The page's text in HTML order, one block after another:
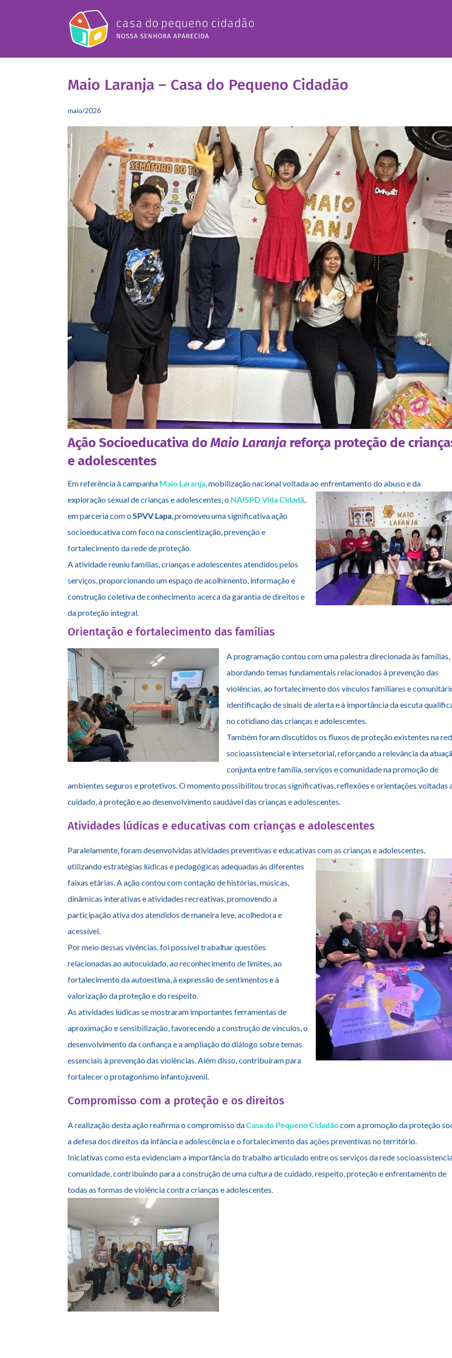
maio/2026
Ação Socioeducativa do
e adolescentes
Em referência à campanhaMaio Laranja, mobilização nacional voltada ao enfrentamento do abuso e da
exploração sexual de crianças e adolescentes, o NAISPD Vida Cidadã
em parceria com oSPVV Lapa, promoveu uma significativa ação
socioeducativa com foco na conscientização, prevenção e
fortalecimento da rede de proteção.
A atividade reuniu famílias, crianças e adolescentes atendidos pelos
serviços, proporcionando um espaço de acolhimento, informação e
construção coletiva de conhecimento acerca da garantia de direitos e
da proteção integral.
Orientação e fortalecimento das famílias
A programação contou com uma palestra direcionada às famílias,
abordando temas fundamentais relacionados à prevenção das
violências, ao fortalecimento dos vínculos familiares e
identificação de sinais de alerta e à importância da escuta
no cotidiano das crianças e adolescentes.
Também foram discutidos os fluxos de proteção existentes na
socioassistencial e intersetorial, reforçando a relevância da
conjunta entre família, serviços e comunidade na promoção de
ambientes seguros e protetivos. O momento possibilitou trocas significativas, reflexões e orientações voltadas
cuidado, à proteção e ao desenvolvimento saudável das crianças e adolescentes.
Paralelamente, foram desenvolvidas atividades preventivas e educativas com as crianças e adolescentes,
utilizando estratégias lúdicas e pedagógicasadequadas às diferentes
faixas etárias. A ação contou com contação de histórias, músicas,
dinâmicas interativas e atividades recreativas, promovendo a
participação ativa dos atendidos de maneira leve, acolhedora e
acessível.
Por meio dessas vivências, foi possível trabalhar questões
relacionadas ao autocuidado, ao reconhecimento de limites, ao
fortalecimento da autoestima, à expressão de sentimentos e à
valorização da proteção e do respeito.
As atividades lúdicas se mostraram importantes ferramentas de
aproximação e sensibilização, favorecendo a construção de vínculos, o
desenvolvimento da confiança e a ampliação do diálogo sobre temas
essenciais à prevenção das violências. Além disso, contribuíram para
fortalecer o protagonismo infantojuvenil.
A realização desta ação reafirma o compromisso daCasa do Pequeno Cidadãocom a promoção da proteção
a defesa dos direitos da infância e adolescência e o fortalecimento das ações preventivas no território.
Iniciativas como esta evidenciam a importância do trabalho articulado entre os serviços da rede
comunidade, contribuindo para a construção de uma cultura de cuidado, respeito, proteção e enfrentamento de
todas as formas de violência contra crianças e adolescentes.